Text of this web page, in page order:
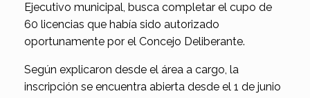
Ejecutivo municipal, busca completar el cupo de
60 licencias que había sido autorizado
oportunamente por el Concejo Deliberante.
Según explicaron desde el área a cargo, la
inscripción se encuentra abierta desde el 1 de junio